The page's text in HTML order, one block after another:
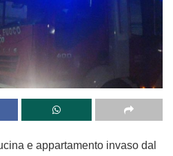
e appartamento invaso dal